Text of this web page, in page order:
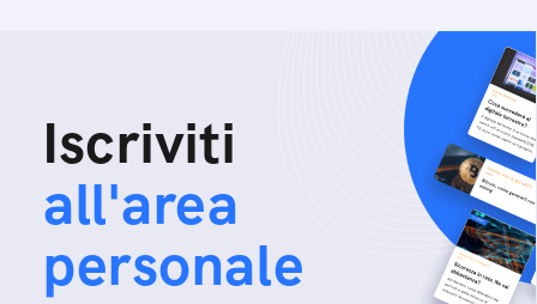
Iscriviti
all'area
personale